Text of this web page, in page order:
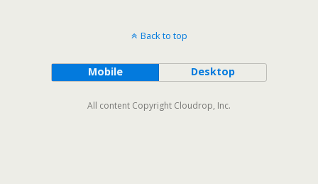
Back to top
Mobile Desktop
All content Copyright Cloudrop, Inc.